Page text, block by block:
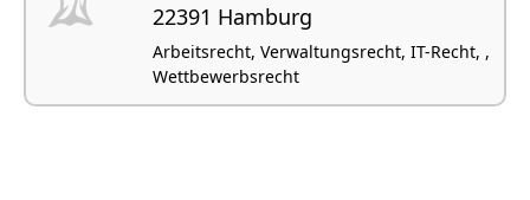
22391 Hamburg
Arbeitsrecht, Verwaltungsrecht, IT-Recht, ,
Wettbewerbsrecht